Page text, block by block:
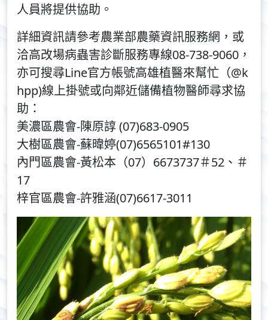
人員將提供協助。
詳細資訊請參考農業部農藥資訊服務網，或
洽高改場病蟲害診斷服務專線08-738-9060，
亦可搜尋Line官方帳號高雄植醫來幫忙（@k
hpp)線上掛號或向鄰近儲備植物醫師尋求協
助：
美濃區農會-陳原諄 (07)683-0905
大樹區農會-蘇暐婷(07)6565101#130
內門區農會-黃松本（07）6673737＃52、＃
17
梓官區農會-許雅涵(07)6617-3011